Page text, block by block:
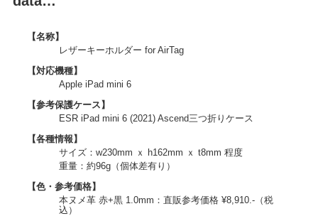
【名称】
レザーキーホルダー for AirTag
【対応機種】
Apple iPad mini 6
【参考保護ケース】
ESR iPad mini 6 (2021) Ascend三つ折りケース
【各種情報】
サイズ：w230mm ｘ h162mm ｘ t8mm 程度
重量：約96g（個体差有り）
【色・参考価格】
本ヌメ革 赤+黒 1.0mm：直販参考価格 ¥8,910.-（税
込）